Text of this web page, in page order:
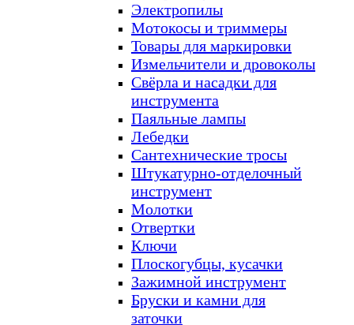
Электропилы
Мотокосы и триммеры
Товары для маркировки
Измельчители и дровоколы
Свёрла и насадки для
инструмента
Паяльные лампы
Лебедки
Сантехнические тросы
Штукатурно-отделочный
инструмент
Молотки
Отвертки
Ключи
Плоскогубцы, кусачки
Зажимной инструмент
Бруски и камни для
заточки